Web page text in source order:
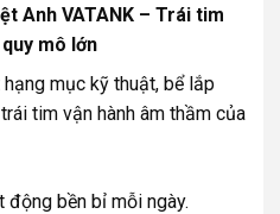
Anh VATANK – Trái tim
mô lớn
mục kỹ thuật, bể lắp
tim vận hành âm thầm của
động bền bỉ mỗi ngày.